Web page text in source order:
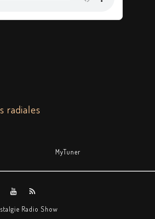
radiales
MyTuner
Radio Show